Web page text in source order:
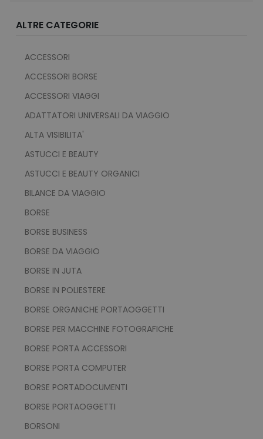
ALTRE CATEGORIE
ACCESSORI
ACCESSORI BORSE
ACCESSORI VIAGGI
ADATTATORI UNIVERSALI DA VIAGGIO
ALTA VISIBILITA'
ASTUCCI E BEAUTY
ASTUCCI E BEAUTY ORGANICI
BILANCE DA VIAGGIO
BORSE
BORSE BUSINESS
BORSE DA VIAGGIO
BORSE IN JUTA
BORSE IN POLIESTERE
BORSE ORGANICHE PORTAOGGETTI
BORSE PER MACCHINE FOTOGRAFICHE
BORSE PORTA ACCESSORI
BORSE PORTA COMPUTER
BORSE PORTADOCUMENTI
BORSE PORTAOGGETTI
BORSONI